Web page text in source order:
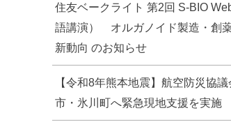
住友ベークライト 第2回 S-BIO
語講演） オルガノイド製造・創
新動向 のお知らせ
【令和8年熊本地震】航空防災協
市・氷川町へ緊急現地支援を実施